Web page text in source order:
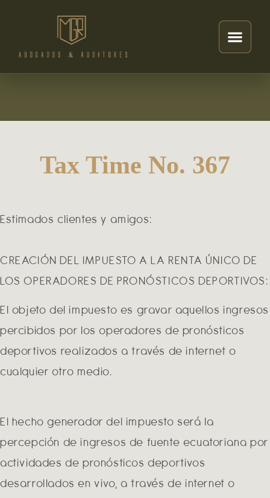
Tax Time No. 367
Estimados clientes y amigos:
CREACIÓN DEL IMPUESTO A LA RENTA ÚNICO DE
LOS OPERADORES DE PRONÓSTICOS DEPORTIVOS:
El objeto del impuesto es gravar aquellos ingresos
percibidos por los operadores de pronósticos
deportivos realizados a través de internet o
cualquier otro medio.
El hecho generador del impuesto será la
percepción de ingresos de fuente ecuatoriana por
actividades de pronósticos deportivos
desarrollados en vivo, a través de internet o